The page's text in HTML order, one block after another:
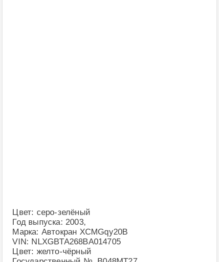
Цвет: серо-зелёный
Год выпуска: 2003,
Марка: Автокран XCMGqy20B
VIN: NLXGBTA268BA014705
Цвет: желто-чёрный